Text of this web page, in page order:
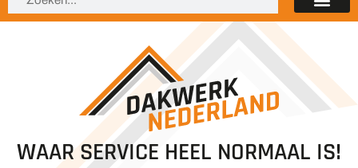
WAAR SERVICE HEEL NORMAAL IS!